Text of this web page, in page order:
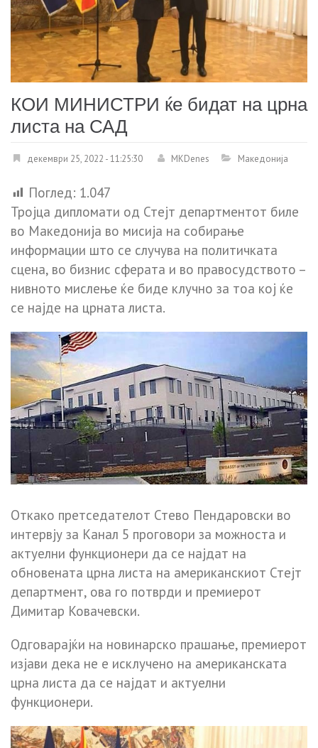
КОИ МИНИСТРИ ќе бидат на црна
листа на САД
декември 25, 2022 - 11:25:30 MKDenes Македонија
Поглед: 1.047
Тројца дипломати од Стејт департментoт биле
во Македонија во мисија на собирање
информации што се случува на политичката
сцена, во бизнис сферата и во правосудството –
нивното мислење ќе биде клучно за тоа кој ќе
се најде на црната листа.
Откако претседателот Стево Пендаровски во
интервју за Канал 5 проговори за можноста и
актуелни функционери да се најдат на
обновената црна листа на американскиот Стејт
департмент, ова го потврди и премиерот
Димитар Ковачевски.
Одговарајќи на новинарско прашање, премиерот
изјави дека не е исклучено на американската
црна листа да се најдат и актуелни
функционери.